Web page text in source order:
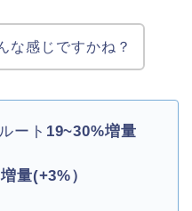
な感じですかね？
ート 19~30%増量
量(+3%）